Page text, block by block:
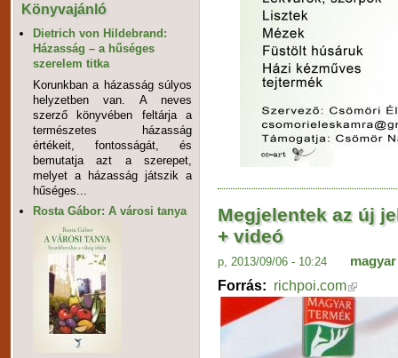
Könyvajánló
Dietrich von Hildebrand:
Házasság – a hűséges
szerelem titka
Korunkban a házasság súlyos
helyzetben van. A neves
szerző könyvében feltárja a
természetes házasság
értékeit, fontosságát, és
bemutatja azt a szerepet,
melyet a házasság játszik a
hűséges...
Rosta Gábor: A városi tanya
Megjelentek az új
+ videó
p, 2013/09/06 - 10:24
Forrás: richpoi.com